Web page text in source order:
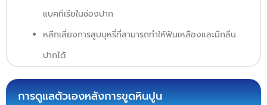
แบคทีเรียในช่องปาก
หลีกเลี่ยงการสูบบุหรี่ที่สามารถทำให้ฟันเหลืองและมีกลิ่น
ปากได้
การดูแลตัวเองหลังการขูดหินปูน